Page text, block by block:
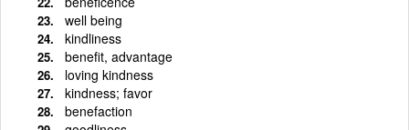
well being
kindliness
benefit, advantage
loving kindness
kindness; favor
benefaction